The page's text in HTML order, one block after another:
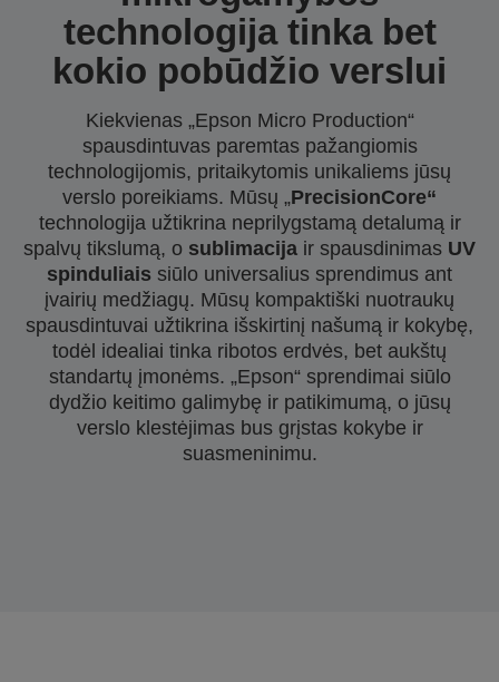
technologija tinka bet
kokio pobūdžio verslui
Kiekvienas „Epson Micro Production“
spausdintuvas paremtas pažangiomis
technologijomis, pritaikytomis unikaliems jūsų
verslo poreikiams. Mūsų „PrecisionCore“
technologija užtikrina neprilygstamą detalumą ir
spalvų tikslumą, o sublimacija ir spausdinimas UV
spinduliais siūlo universalius sprendimus ant
įvairių medžiagų. Mūsų kompaktiški nuotraukų
spausdintuvai užtikrina išskirtinį našumą ir kokybę,
todėl idealiai tinka ribotos erdvės, bet aukštų
standartų įmonėms. „Epson“ sprendimai siūlo
dydžio keitimo galimybę ir patikimumą, o jūsų
verslo klestėjimas bus grįstas kokybe ir
suasmeninimu.